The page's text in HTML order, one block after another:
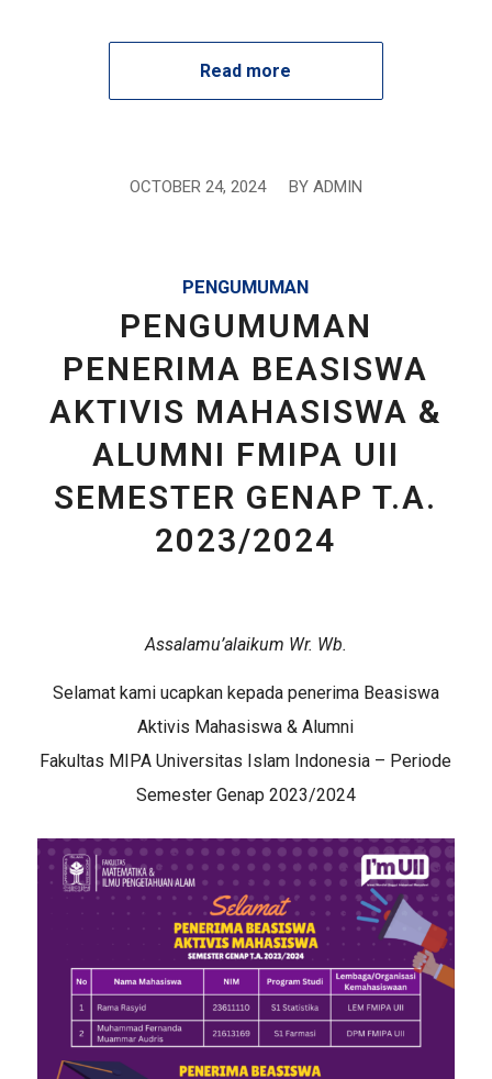
Read more
OCTOBER 24, 2024
/ BY ADMIN
PENGUMUMAN
PENGUMUMAN
PENERIMA BEASISWA
AKTIVIS MAHASISWA &
ALUMNI FMIPA UII
SEMESTER GENAP T.A.
2023/2024
Assalamu’alaikum Wr. Wb.
Selamat kami ucapkan kepada penerima Beasiswa
Aktivis Mahasiswa & Alumni
Fakultas MIPA Universitas Islam Indonesia – Periode
Semester Genap 2023/2024